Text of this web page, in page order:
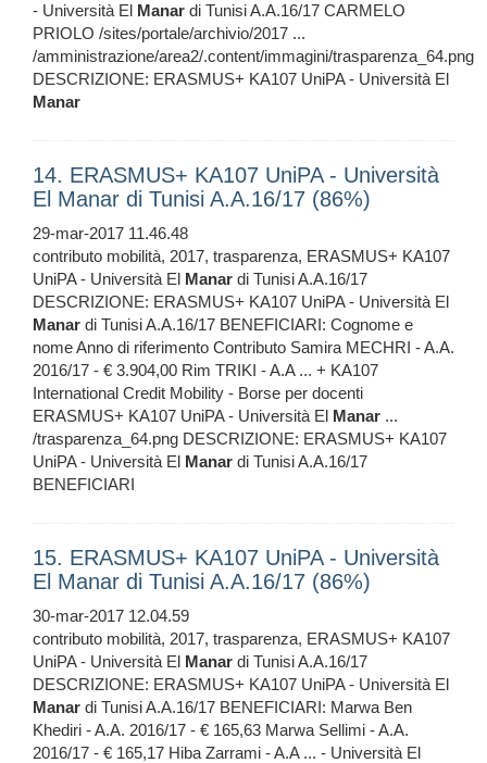
- Università El Manar di Tunisi A.A.16/17 CARMELO
PRIOLO /sites/portale/archivio/2017 ...
/amministrazione/area2/.content/immagini/trasparenza_64.png
DESCRIZIONE: ERASMUS+ KA107 UniPA - Università El
Manar
14. ERASMUS+ KA107 UniPA - Università
El Manar di Tunisi A.A.16/17 (86%)
29-mar-2017 11.46.48
contributo mobilità, 2017, trasparenza, ERASMUS+ KA107
UniPA - Università El Manar di Tunisi A.A.16/17
DESCRIZIONE: ERASMUS+ KA107 UniPA - Università El
Manar di Tunisi A.A.16/17 BENEFICIARI: Cognome e
nome Anno di riferimento Contributo Samira MECHRI - A.A.
2016/17 - € 3.904,00 Rim TRIKI - A.A ... + KA107
International Credit Mobility - Borse per docenti
ERASMUS+ KA107 UniPA - Università El Manar ...
/trasparenza_64.png DESCRIZIONE: ERASMUS+ KA107
UniPA - Università El Manar di Tunisi A.A.16/17
BENEFICIARI
15. ERASMUS+ KA107 UniPA - Università
El Manar di Tunisi A.A.16/17 (86%)
30-mar-2017 12.04.59
contributo mobilità, 2017, trasparenza, ERASMUS+ KA107
UniPA - Università El Manar di Tunisi A.A.16/17
DESCRIZIONE: ERASMUS+ KA107 UniPA - Università El
Manar di Tunisi A.A.16/17 BENEFICIARI: Marwa Ben
Khediri - A.A. 2016/17 - € 165,63 Marwa Sellimi - A.A.
2016/17 - € 165,17 Hiba Zarrami - A.A ... - Università El